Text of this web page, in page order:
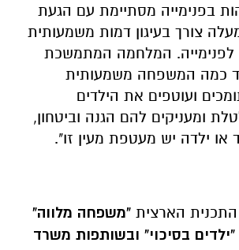
בפנימייה מסתיימת עם הגעת
לגיל 18, מעלה צורך בעיגון דמות משמעותית
לפנימייה. המלחמה המתמשכת
כמה המשפחה משמעותית
ועוטפים את הילדים
ומעניקים להם הגנה וביטחון,
או ילדה יש מעטפת מעין זו".
הארצית "משפחה מלווה"
בסיכוי" ובשותפות משרד